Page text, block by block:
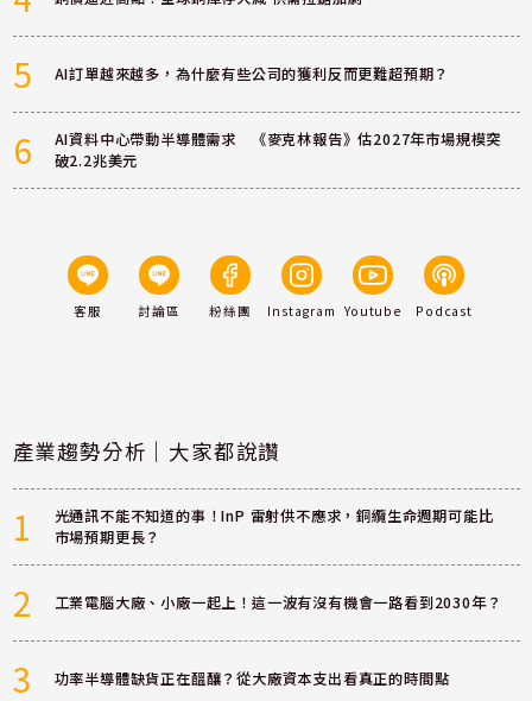
5 AI訂單越來越多，為什麼有些公司的獲利反而更難超預期？
6
AI資料中心帶動半導體需求 《麥克林報告》估2027年市場規模突
破2.2兆美元
客服 討論區 粉絲團 Instagram Youtube Podcast
產業趨勢分析｜大家都說讚
1
光通訊不能不知道的事！InP 雷射供不應求，銅纜生命週期可能比
市場預期更長？
2 工業電腦大廠、小廠一起上！這一波有沒有機會一路看到2030年？
3 功率半導體缺貨正在醞釀？從大廠資本支出看真正的時間點